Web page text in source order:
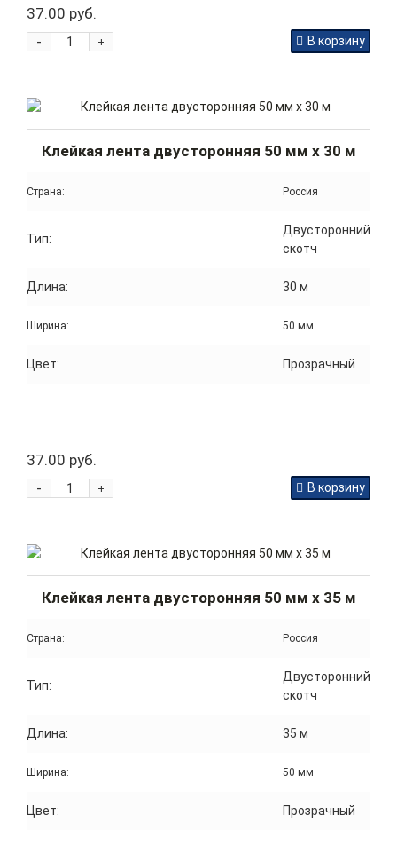
37.00 руб.
+
- В корзину
Клейкая лента двусторонняя 50 мм x 30 м
Страна: Россия
Тип:
Двусторонний
скотч
Длина: 30 м
Ширина: 50 мм
Цвет: Прозрачный
37.00 руб.
+
- В корзину
Клейкая лента двусторонняя 50 мм x 35 м
Страна: Россия
Тип:
Двусторонний
скотч
Длина: 35 м
Ширина: 50 мм
Цвет: Прозрачный